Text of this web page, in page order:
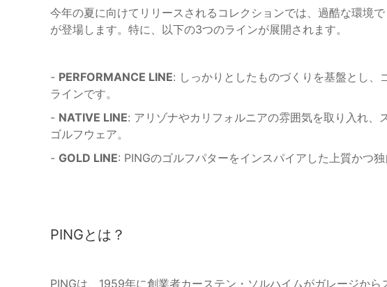
今年の夏に向けてリリースされるコレクションでは、過酷な環境
が登場します。特に、以下の3つのラインが展開されます。
- PERFORMANCE LINE: しっかりとしたものづくりを基盤とし、
ラインです。
- NATIVE LINE: アリゾナやカリフォルニアの雰囲気を取り入れ、
ゴルフウェア。
- GOLD LINE: PINGのゴルフパターをインスパイアした上質かつ
PINGとは？
PINGは、1959年に創業者カーステン・ソルハイムがガレージか